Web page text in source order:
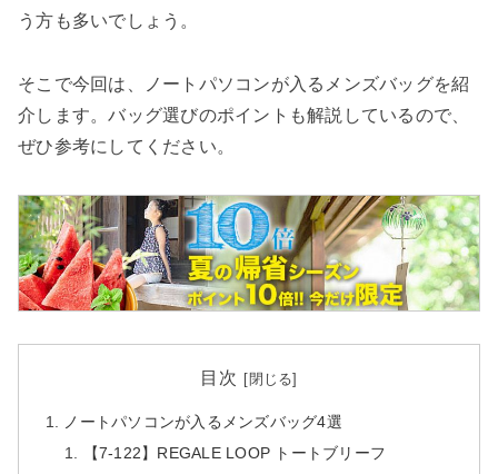
う方も多いでしょう。
そこで今回は、ノートパソコンが入るメンズバッグを紹
介します。バッグ選びのポイントも解説しているので、
ぜひ参考にしてください。
目次
ノートパソコンが入るメンズバッグ4選
【7-122】REGALE LOOP トートブリーフ